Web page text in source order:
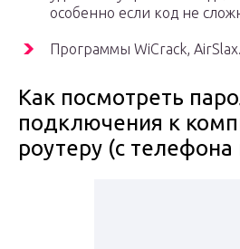
особенно если код не
Программы WiCrack, AirSlax.
Как посмотреть
подключения к
роутеру (с телефона